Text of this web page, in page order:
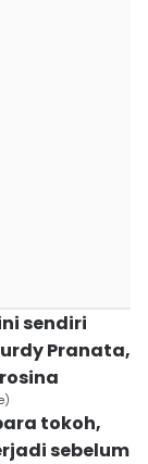
sendiri
Pranata,
tokoh,
sebelum